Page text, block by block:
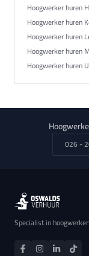
Hoogwerker huren
Hoogwerker huren
Hoogwerker huren
Hoogwerker huren
Hoogwerker huren
026 -
Specialist in